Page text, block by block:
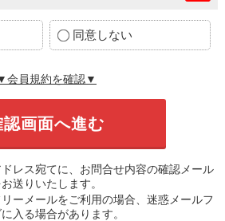
同意しない
会員規約を確認▼
レス宛てに、お問合せ内容の確認メール
送りいたします。
ーメールをご利用の場合、迷惑メールフ
入る場合があります。